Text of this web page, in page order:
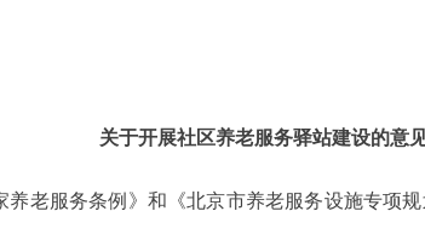
关于开展社区养老服务驿站建设的意
服务条例》和《北京市养老服务设施专项规